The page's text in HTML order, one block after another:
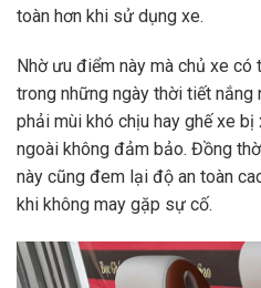
toàn hơn khi sử dụng xe.
Nhờ ưu điểm này mà chủ xe
trong những ngày thời tiết nắng
phải mùi khó chịu hay ghế xe
ngoài không đảm bảo. Đồng
này cũng đem lại độ an toàn
khi không may gặp sự cố.